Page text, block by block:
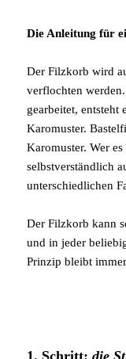
Die Anleitung für
Der Filzkorb wird
verflochten
gearbeitet, entsteht
Karomuster.
Karomuster. Wer
selbstverständlich
unterschiedlichen
Der Filzkorb kann
und in jeder
Prinzip bleibt